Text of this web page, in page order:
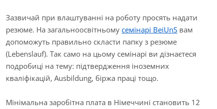
Зазвичай при влаштуванні на роботу просять надати
резюме. На загальноосвітньому семінарі BeiUnS вам
допоможуть правильно скласти папку з резюме
(Lebenslauf). Так само на цьому семінарі ви дізнаєтеся
подробиці на тему: підтвердження іноземних
кваліфікацій, Ausbildung, біржа праці тощо.
Мінімальна заробітна плата в Німеччині становить 12